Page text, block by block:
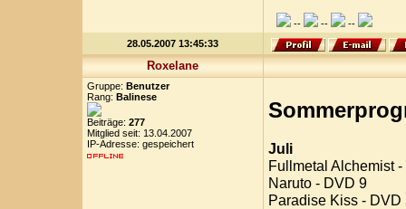
-- --
--
28.05.2007 13:45:33
Roxelane
Gruppe: Benutzer
Rang: Balinese
Beiträge: 277
Mitglied seit: 13.04.2007
IP-Adresse: gespeichert
Juli
Fullmetal Alchemist
Naruto - DVD 9
Paradise Kiss - DVD